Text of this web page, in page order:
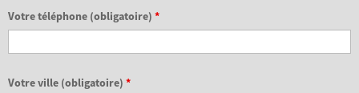
Votre téléphone (obligatoire) *
Votre ville (obligatoire) *